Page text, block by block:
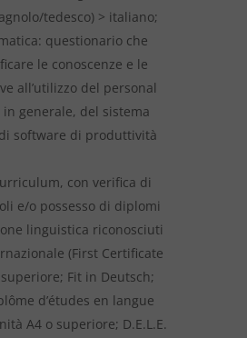
tedesco) > italiano;
questionario che
le conoscenze e le
all’utilizzo del personal
generale, del sistema
software di produttività
con verifica di
e/o possesso di diplomi
linguistica riconosciuti
(First Certificate
Fit in Deutsch;
d’études en langue
A4 o superiore; D.E.L.E.